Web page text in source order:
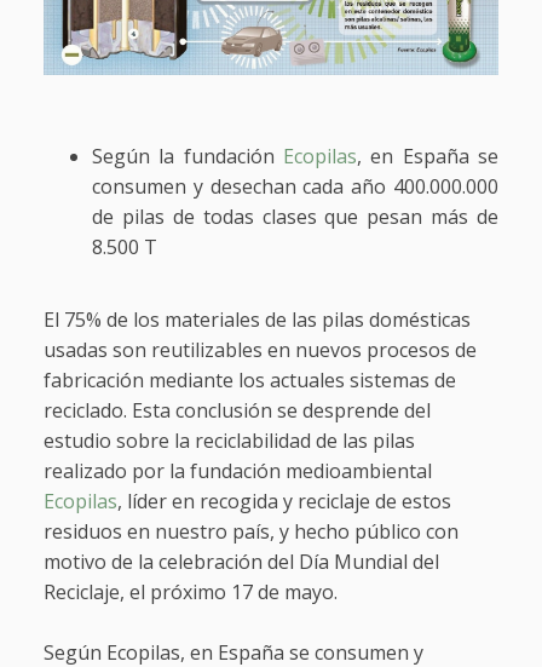
Según la fundación Ecopilas, en España se
consumen y desechan cada año 400.000.000
de pilas de todas clases que pesan más de
8.500 T
El 75% de los materiales de las pilas domésticas
usadas son reutilizables en nuevos procesos de
fabricación mediante los actuales sistemas de
reciclado. Esta conclusión se desprende del
estudio sobre la reciclabilidad de las pilas
realizado por la fundación medioambiental
Ecopilas, líder en recogida y reciclaje de estos
residuos en nuestro país, y hecho público con
motivo de la celebración del Día Mundial del
Reciclaje, el próximo 17 de mayo.
Según Ecopilas, en España se consumen y